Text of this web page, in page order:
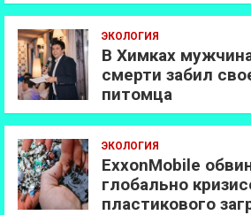
ЭКОЛОГИЯ
В Химках
смерти забил
питомца
ЭКОЛОГИЯ
ExxonMobilе
глобально
пластикового